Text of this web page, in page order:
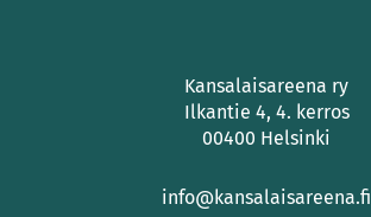
Kansalaisareena ry
Ilkantie 4, 4. kerros
00400 Helsinki
info@kansalaisareena.fi